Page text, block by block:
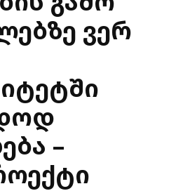
ვერ
–